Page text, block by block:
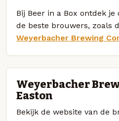
Bij Beer in a Box ontdek
de beste brouwers, zoals
Weyerbacher Brewing
Weyerbacher
Easton
Bekijk de website van de